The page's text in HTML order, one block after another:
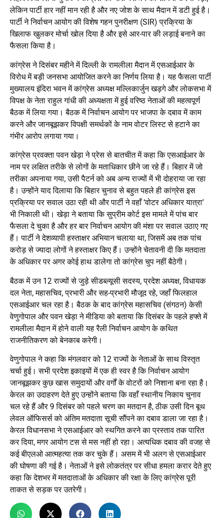
लेकिन पार्टी हार नहीं मान रही है और नए जोश के साथ मैदान में डटी हुई है।
पार्टी ने निर्वाचन आयोग की विशेष गहन पुनरीक्षण (SIR) प्रक्रिया के
खिलाफ खुलकर मोर्चा खोल दिया है और इसे आर-पार की लड़ाई बनाने का
फैसला किया है।
कांग्रेस ने दिसंबर महीने में दिल्ली के रामलीला मैदान में एसआईआर के
विरोध में बड़ी जनसभा आयोजित करने का निर्णय लिया है। यह फैसला पार्टी
मुख्यालय इंदिरा भवन में कांग्रेस अध्यक्ष मल्लिकार्जुन खड़गे और लोकसभा में
विपक्ष के नेता राहुल गांधी की अध्यक्षता में हुई वरिष्ठ नेताओं की महत्वपूर्ण
बैठक में लिया गया। बैठक में निर्वाचन आयोग पर भाजपा के दबाव में काम
करने और जानबूझकर विपक्षी समर्थकों के नाम वोटर लिस्ट से हटाने का
गंभीर आरोप लगाया गया।
कांग्रेस प्रवक्ता पवन खेड़ा ने प्रेस से बातचीत में कहा कि एसआईआर के
नाम पर लक्षित तरीके से लोगों के मताधिकार छीने जा रहे हैं। बिहार में जो
तरीका अपनाया गया, उसी पैटर्न को अब अन्य राज्यों में भी दोहराया जा रहा
है। उन्होंने याद दिलाया कि बिहार चुनाव से बहुत पहले ही कांग्रेस इस
प्रक्रिया पर सवाल उठा रही थी और पार्टी ने वहाँ ‘वोटर अधिकार यात्रा’
भी निकाली थी। खेड़ा ने बताया कि सुप्रीम कोर्ट इस मामले में पांच बार
फैसला दे चुका है और हर बार निर्वाचन आयोग की मंशा पर सवाल उठाए गए
हैं। पार्टी ने देशव्यापी हस्ताक्षर अभियान चलाया था, जिसमें अब तक पांच
करोड़ से ज्यादा लोगों ने हस्ताक्षर किए हैं। उन्होंने चेतावनी दी कि मतदाता
के अधिकार पर अगर कोई हाथ डालेगा तो कांग्रेस चुप नहीं बैठेगी।
बैठक में उन 12 राज्यों से जुड़े सीडब्ल्यूसी सदस्य, प्रदेश अध्यक्ष, विधायक
दल नेता, महासचिव, प्रभारी और सह-प्रभारी मौजूद रहे, जहाँ फिलहाल
एसआईआर चल रहा है। बैठक के बाद कांग्रेस महासचिव (संगठन) केसी
वेणुगोपाल और पवन खेड़ा ने मीडिया को बताया कि दिसंबर के पहले हफ्ते में
रामलीला मैदान में होने वाली यह रैली निर्वाचन आयोग के कथित
राजनीतिकरण को बेनकाब करेगी।
वेणुगोपाल ने कहा कि मंगलवार को 12 राज्यों के नेताओं के साथ विस्तृत
चर्चा हुई। सभी प्रदेश इकाइयों में एक ही स्वर है कि निर्वाचन आयोग
जानबूझकर कुछ खास समुदायों और वर्गों के वोटरों को निशाना बना रहा है।
केरल का उदाहरण देते हुए उन्होंने बताया कि वहाँ स्थानीय निकाय चुनाव
चल रहे हैं और 9 दिसंबर को पहले चरण का मतदान है, ठीक उसी दिन बूथ
लेवल ऑफिसर्स को अंतिम मतदाता सूची सौंपने का दबाव डाला जा रहा है।
केरल विधानसभा ने एसआईआर को स्थगित करने का प्रस्ताव तक पारित
कर दिया, मगर आयोग टस से मस नहीं हो रहा। अत्यधिक दबाव की वजह से
कई बीएलओ आत्महत्या तक कर चुके हैं। असम में भी अलग से एसआईआर
की घोषणा की गई है। नेताओं ने इसे लोकतंत्र पर सीधा हमला करार देते हुए
कहा कि देशभर में मतदाताओं के अधिकार की रक्षा के लिए कांग्रेस पूरी
ताकत से सड़क पर उतरेगी।